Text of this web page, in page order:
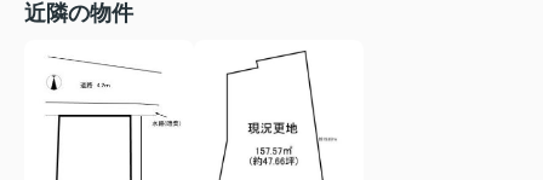
近隣の物件